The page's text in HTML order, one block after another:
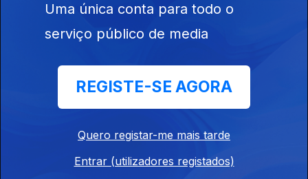
Cassandra
Bitter Tongue
Uma única conta para todo o
serviço público de media
REGISTE-SE AGORA
Quero registar-me mais tarde
Entrar (utilizadores registados)